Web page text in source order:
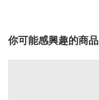
你可能感興趣的商品